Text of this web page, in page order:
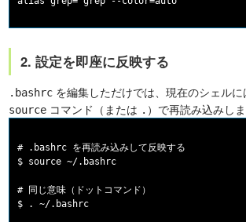
2. 設定を即座に反映する
.bashrc を編集しただけでは、現在のシェルに
source コマンド（または . ）で再読み込みしま
# .bashrc を再読み込みして反映する
$ source ~/.bashrc
# 同じ意味（ドットコマンド）